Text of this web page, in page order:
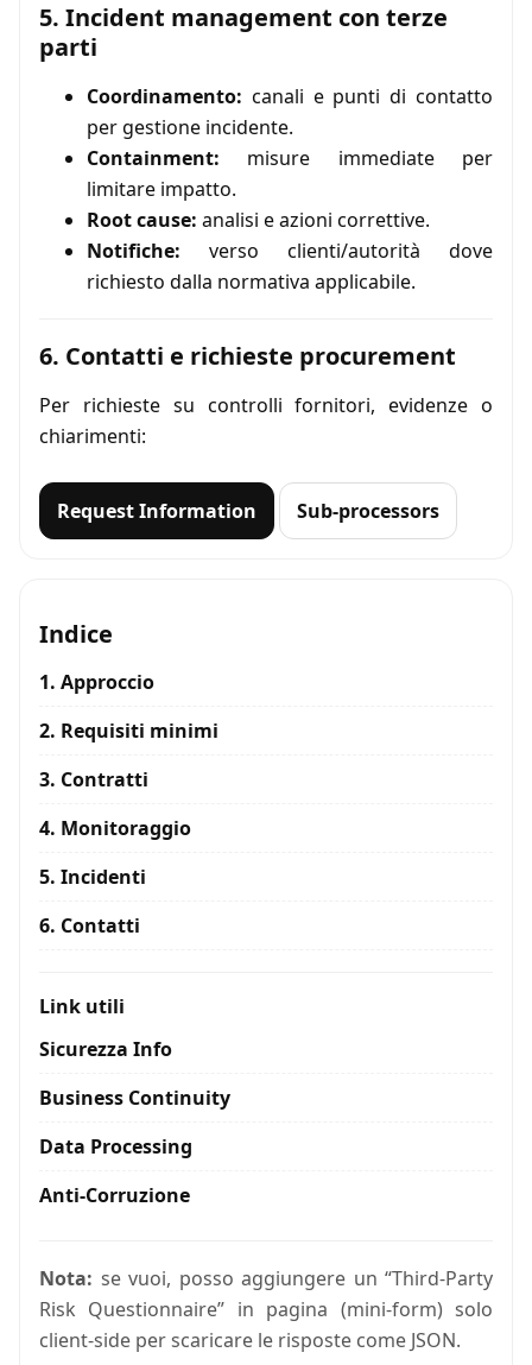
5. Incident management con terze
parti
Coordinamento: canali e punti di contatto
per gestione incidente.
Containment: misure immediate per
limitare impatto.
Root cause: analisi e azioni correttive.
Notifiche: verso clienti/autorità dove
richiesto dalla normativa applicabile.
6. Contatti e richieste procurement
Per richieste su controlli fornitori, evidenze o
chiarimenti:
Request Information Sub-processors
Indice
1. Approccio
2. Requisiti minimi
3. Contratti
4. Monitoraggio
5. Incidenti
6. Contatti
Link utili
Sicurezza Info
Business Continuity
Data Processing
Anti-Corruzione
Nota: se vuoi, posso aggiungere un “Third-Party
Risk Questionnaire” in pagina (mini-form) solo
client-side per scaricare le risposte come JSON.